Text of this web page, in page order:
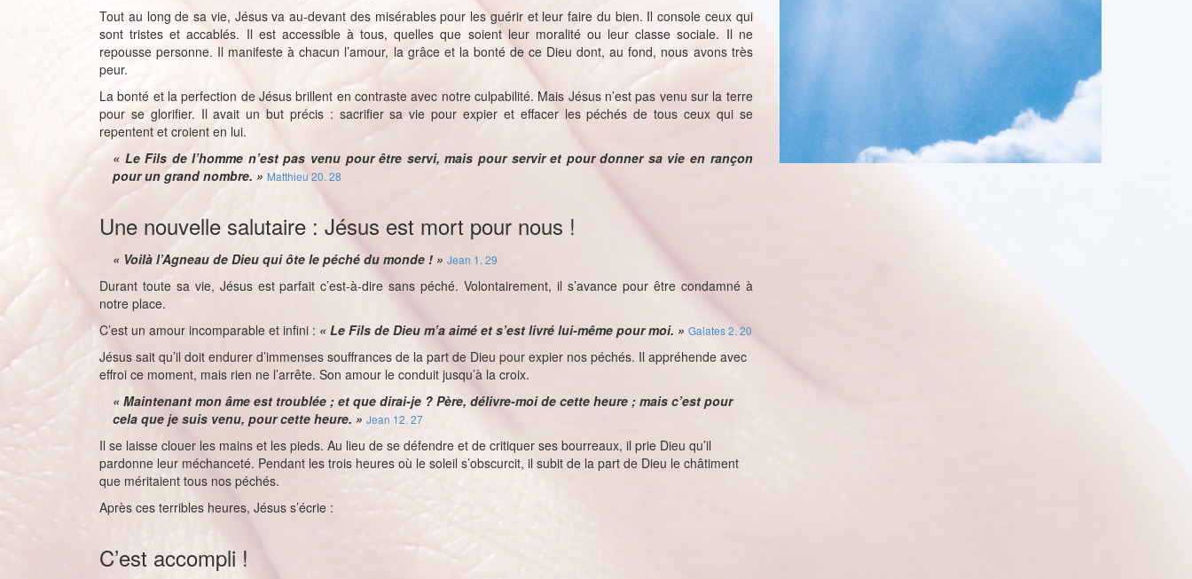
Tout au long de sa vie, Jésus va au-devant des misérables pour les guérir et leur faire du bien. Il console ceux qui
sont tristes et accablés. Il est accessible à tous, quelles que soient leur moralité ou leur classe sociale. Il ne
repousse personne. Il manifeste à chacun l’amour, la grâce et la bonté de ce Dieu dont, au fond, nous avons très
peur.
La bonté et la perfection de Jésus brillent en contraste avec notre culpabilité. Mais Jésus n’est pas venu sur la terre
pour se glorifier. Il avait un but précis : sacrifier sa vie pour expier et effacer les péchés de tous ceux qui se
repentent et croient en lui.
« Le Fils de l’homme n’est pas venu pour être servi, mais pour servir et pour donner sa vie en rançon
pour un grand nombre. » Matthieu 20. 28
Une nouvelle salutaire : Jésus est mort pour nous !
« Voilà l’Agneau de Dieu qui ôte le péché du monde ! » Jean 1. 29
Durant toute sa vie, Jésus est parfait c’est-à-dire sans péché. Volontairement, il s’avance pour être condamné à
notre place.
C’est un amour incomparable et infini : « Le Fils de Dieu m’a aimé et s’est livré lui-même pour moi. » Galates 2. 20
Jésus sait qu’il doit endurer d’immenses souffrances de la part de Dieu pour expier nos péchés. Il appréhende avec
effroi ce moment, mais rien ne l’arrête. Son amour le conduit jusqu’à la croix.
« Maintenant mon âme est troublée ; et que dirai-je ? Père, délivre-moi de cette heure ; mais c’est pour
cela que je suis venu, pour cette heure. » Jean 12. 27
Il se laisse clouer les mains et les pieds. Au lieu de se défendre et de critiquer ses bourreaux, il prie Dieu qu’il
pardonne leur méchanceté. Pendant les trois heures où le soleil s’obscurcit, il subit de la part de Dieu le châtiment
que méritaient tous nos péchés.
Après ces terribles heures, Jésus s’écrie :
C’est accompli !